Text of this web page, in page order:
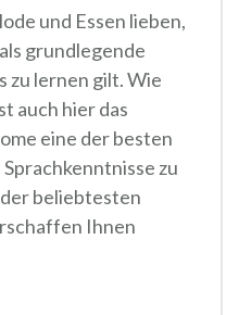
und Essen lieben,
grundlegende
zu lernen gilt. Wie
auch hier das
eine der besten
zu
beliebtesten
Ihnen